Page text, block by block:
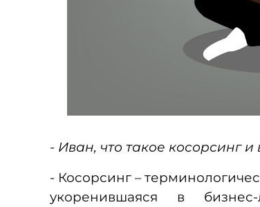
- Иван, что такое косорсинг
- Косорсинг –
укоренившаяся в